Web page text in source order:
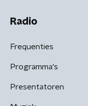
Radio
Frequenties
Programma's
Presentatoren